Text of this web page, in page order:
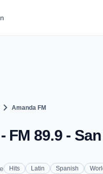
chevron_right Amanda FM
FM 89.9 -
Hits Latin Spanish